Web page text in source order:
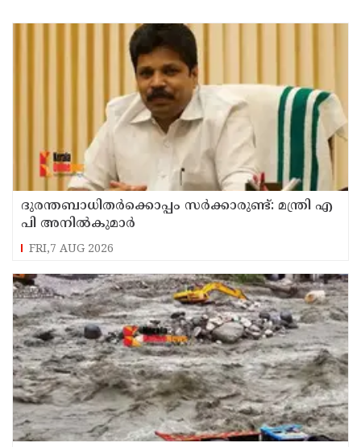
ദുരന്തബാധിതര്‍ക്കൊപ്പം സര്‍ക്കാരുണ്ട്: മന്ത്രി എ
പി അനില്‍കുമാര്‍
FRI,7 AUG 2026